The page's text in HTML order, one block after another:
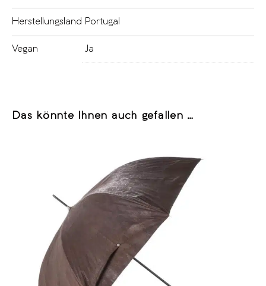
Herstellungsland Portugal
Vegan Ja
Das könnte Ihnen auch gefallen …